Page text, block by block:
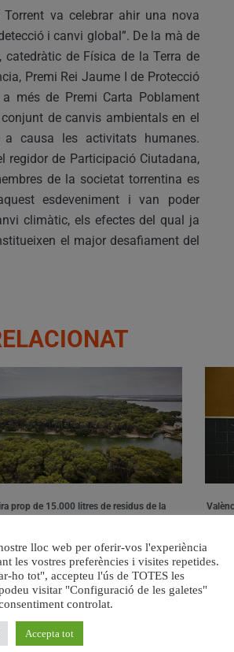
Torrent va celebrar ahir una nova
i canvi global”. De la mà de
catedràtic de Física de la Terra de
Premi Rei Jaume I de Protecció
més de Premi Carta Poblament
de canvis ambientals en el
causa les activitats humanes.
regidor de Participació Ciutadana,
de la societat torrentina es
esdeveniment i van poder
climàtic, els efectes del qual ja
el major desafiament del
prop de 15.000 litres de residus de la
lloc web per oferir-vos l'experiència
les vostres preferències i visites repetides.
ho tot", accepteu l'ús de TOTES les
visitar "Configuració de les galetes"
controlat.
Accepta tot